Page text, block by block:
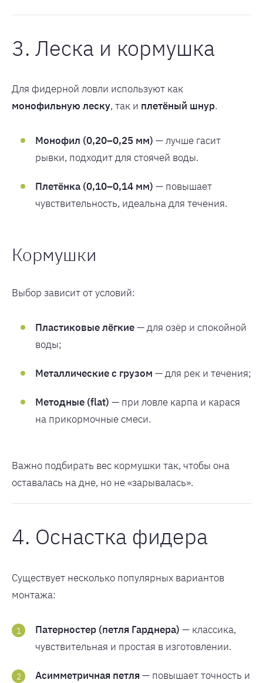
3. Леска и кормушка
Для фидерной ловли используют как
монофильную леску, так и плетёный шнур.
Монофил (0,20–0,25 мм) — лучше гасит
рывки, подходит для стоячей воды.
Плетёнка (0,10–0,14 мм) — повышает
чувствительность, идеальна для течения.
Кормушки
Выбор зависит от условий:
Пластиковые лёгкие— для озёр и спокойной
воды;
Металлические с грузом — для рек и течения;
Методные (flat) — при ловле карпа и карася
на прикормочные смеси.
Важно подбирать вес кормушки так, чтобы она
оставалась на дне, но не «зарывалась».
4. Оснастка фидера
Существует несколько популярных вариантов
монтажа:
Патерностер (петля Гарднера) — классика,
чувствительная и простая в изготовлении.
Асимметричная петля— повышает точность и